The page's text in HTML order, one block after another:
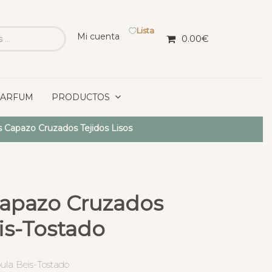
Mi cuenta
Lista
0.00€
PRODUCTOS
Capazo Cruzados Tejidos Lisos
Cruzados
Tostado
Beis-Tostado